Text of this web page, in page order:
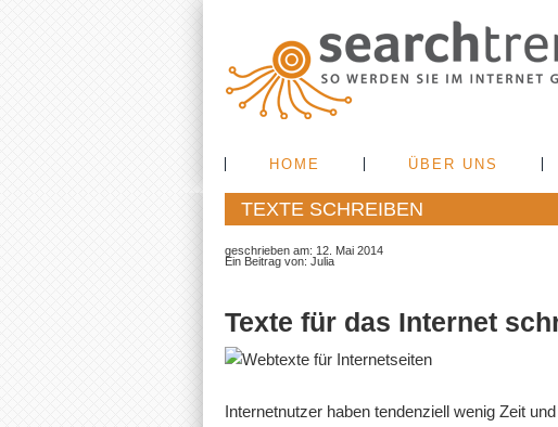
HOME ÜBER UNS
TEXTE SCHREIBEN
geschrieben am: 12. Mai 2014
Ein Beitrag von: Julia
Texte für das Internet
Internetnutzer haben tendenziell wenig Zeit